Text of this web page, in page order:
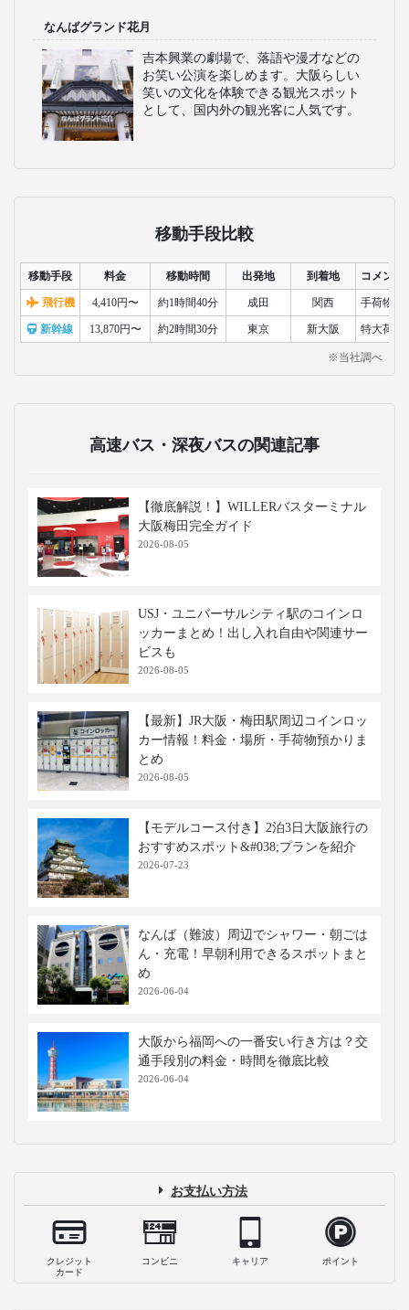
なんばグランド花月
吉本興業の劇場で、落語や漫才などの
お笑い公演を楽しめます。大阪らしい
笑いの文化を体験できる観光スポット
として、国内外の観光客に人気です。
移動手段比較
移動手段 料金 移動時間 出発地 到着地 コメント
飛行機 4,410円〜 約1時間40分 成田 関西 手荷物検
新幹線 13,870円〜 約2時間30分 東京 新大阪 特大荷物
※当社調べ
高速バス・深夜バスの関連記事
【徹底解説！】WILLERバスターミナル
大阪梅田完全ガイド
2026-08-05
USJ・ユニバーサルシティ駅のコインロ
ッカーまとめ！出し入れ自由や関連サー
ビスも
2026-08-05
【最新】JR大阪・梅田駅周辺コインロッ
カー情報！料金・場所・手荷物預かりま
とめ
2026-08-05
【モデルコース付き】2泊3日大阪旅行の
おすすめスポット&#038;プランを紹介
2026-07-23
なんば（難波）周辺でシャワー・朝ごは
ん・充電！早朝利用できるスポットまと
め
2026-06-04
大阪から福岡への一番安い行き方は？交
通手段別の料金・時間を徹底比較
2026-06-04
お支払い方法
クレジット
カード
コンビニ キャリア ポイント